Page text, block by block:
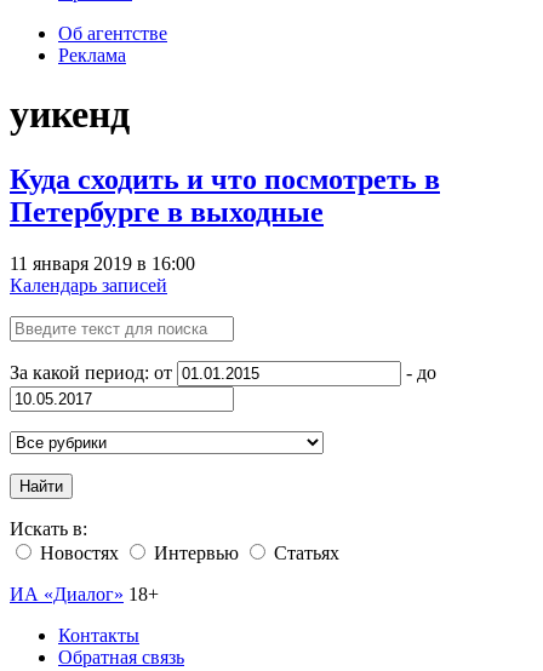
Об агентстве
Реклама
уикенд
Куда сходить и что посмотреть в
Петербурге в выходные
11 января 2019 в 16:00
Календарь записей
За какой период: от - до
Найти
Искать в:
Новостях
Интервью
Статьях
ИА «Диалог» 18+
Контакты
Обратная связь